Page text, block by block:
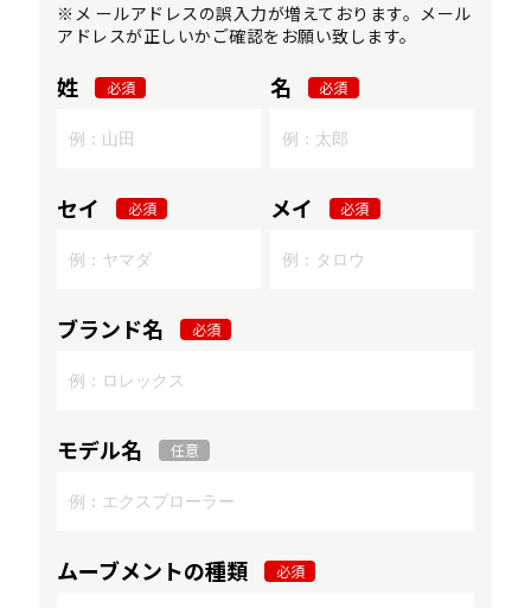
※メ ールアドレスの誤入力が増えております。メール
アドレスが正しいかご確認をお願い致します。
姓 必須 名 必須
セイ 必須 メイ 必須
ブランド名 必須
モデル名 任意
ムーブメントの種類 必須